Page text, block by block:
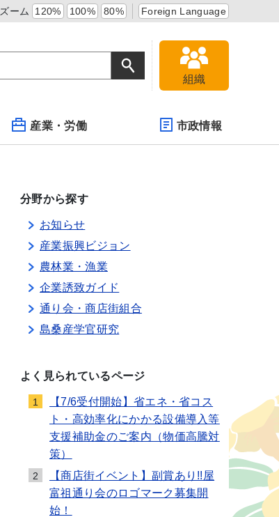
ズーム 120% 100% 80% Foreign Language
組織
産業・労働 市政情報
分野から探す
お知らせ
産業振興ビジョン
農林業・漁業
企業誘致ガイド
通り会・商店街組合
島桑産学官研究
よく見られているページ
1
【7/6受付開始】省エネ・省コス
ト・高効率化にかかる設備導入等
支援補助金のご案内（物価高騰対
策）
2
【商店街イベント】副賞あり!!屋
富祖通り会のロゴマーク募集開
始！